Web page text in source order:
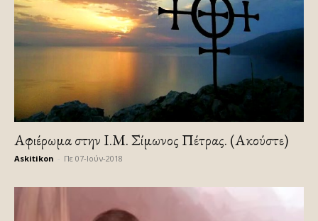
Αφιέρωμα στην Ι.Μ. Σίμωνος Πέτρας. (Ακούστε)
Askitikon Πε 07-Ιούν-2018